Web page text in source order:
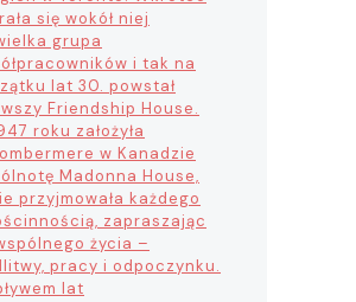
się wokół niej
grupa
i tak na
lat 30. powstał
Friendship House.
roku założyła
w Kanadzie
Madonna House,
przyjmowała każdego
zapraszając
życia –
pracy i odpoczynku.
lat